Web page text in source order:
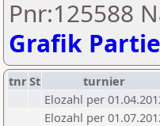
Pnr:125588
Grafik
tnrSt turnier
Elozahl per
Elozahl per